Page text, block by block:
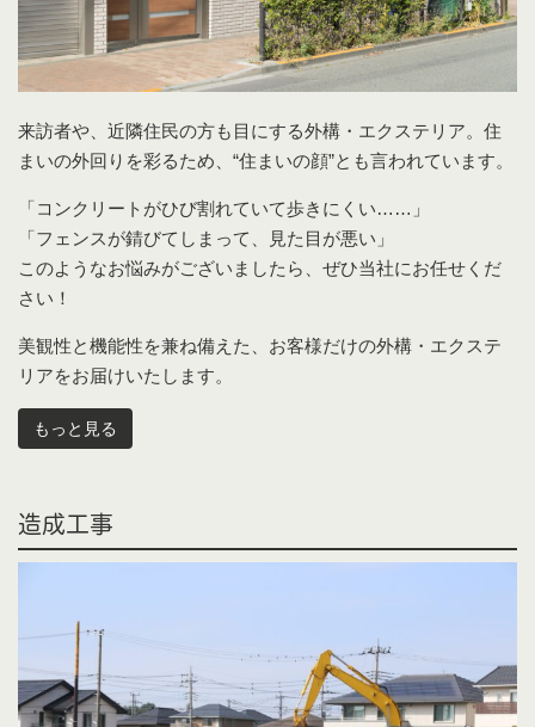
来訪者や、近隣住民の方も目にする外構・エクステリア。住
まいの外回りを彩るため、“住まいの顔”とも言われています。
「コンクリートがひび割れていて歩きにくい……」
「フェンスが錆びてしまって、見た目が悪い」
このようなお悩みがございましたら、ぜひ当社にお任せくだ
さい！
美観性と機能性を兼ね備えた、お客様だけの外構・エクステ
リアをお届けいたします。
もっと見る
造成工事